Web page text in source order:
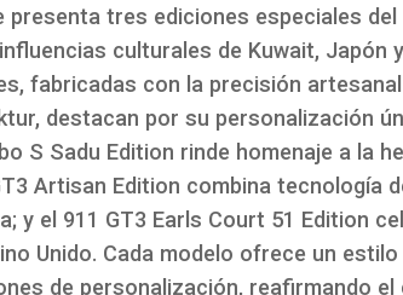
presenta tres ediciones especiales del
culturales de Kuwait, Japón
fabricadas con la precisión
destacan por su personalización
S Sadu Edition rinde homenaje a la
Artisan Edition combina tecnología
y el 911 GT3 Earls Court 51 Edition
Unido. Cada modelo ofrece un
de personalización, reafirmando